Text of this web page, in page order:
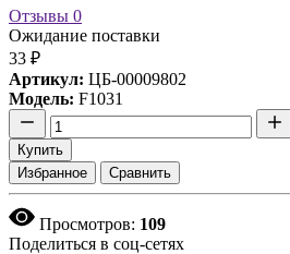
Отзывы 0
Ожидание поставки
33 ₽
Артикул: ЦБ-00009802
Модель: F1031
Купить
Избранное
Сравнить
Просмотров: 109
Поделиться в соц-сетях